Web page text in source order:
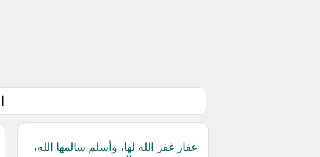
غفار غفر الله لها، وأسلم سالمها الله،